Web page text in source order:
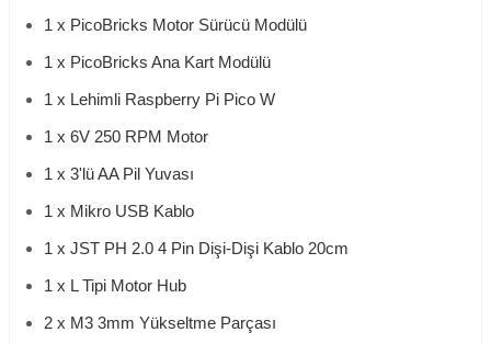
1 x PicoBricks Motor Sürücü Modülü
1 x PicoBricks Ana Kart Modülü
1 x Lehimli Raspberry Pi Pico W
1 x 6V 250 RPM Motor
1 x 3'lü AA Pil Yuvası
1 x Mikro USB Kablo
1 x JST PH 2.0 4 Pin Dişi-Dişi Kablo 20cm
1 x L Tipi Motor Hub
2 x M3 3mm Yükseltme Parçası